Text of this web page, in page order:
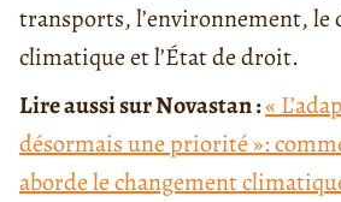
transports, l’environnement, le
climatique et l’État de droit.
Lire aussi sur Novastan :«
désormais une priorité »:
aborde le changement